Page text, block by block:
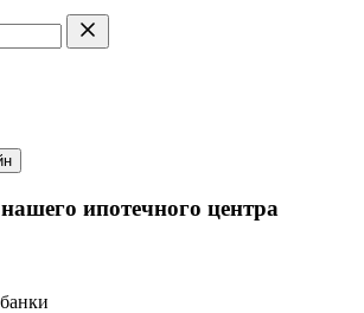
ипотечного центра